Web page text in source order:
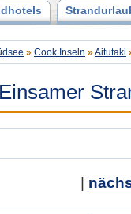
» Cook Inseln » Aitutaki
Einsamer